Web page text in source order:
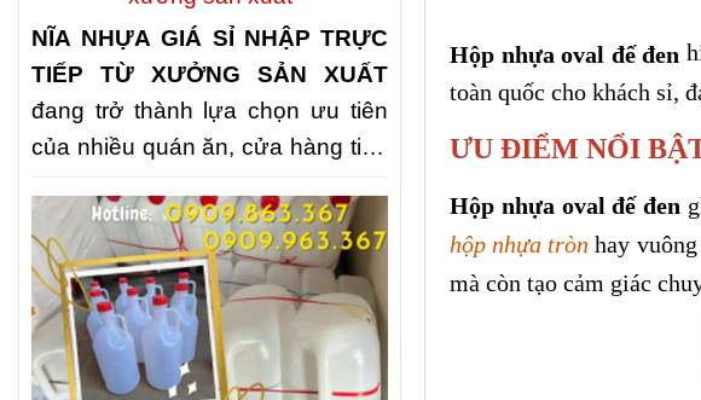
Hộp nhựa oval đế đen
toàn quốc cho khách sỉ,
ƯU ĐIỂM NỔI
Hộp nhựa oval đế đen
hộp nhựa tròn hay
mà còn tạo cảm giác
chủ động nguồn cung, tối ưu chi
phí và nâng cao chất lượng phục
vụ.
NĨA NHỰA GIÁ SỈ NHẬP TRỰC
TIẾP TỪ XƯỞNG SẢN XUẤT
đang trở thành lựa chọn ưu tiên
của nhiều quán ăn, cửa hàng tiện
đại lý kinh doanh. Không chỉ giúp
tối ưu chi phí, nguồn cung trực
tiếp còn đảm bảo giá thành cạnh
tranh, chất lượng ổn định và khả
năng đáp ứng nhanh số lượng